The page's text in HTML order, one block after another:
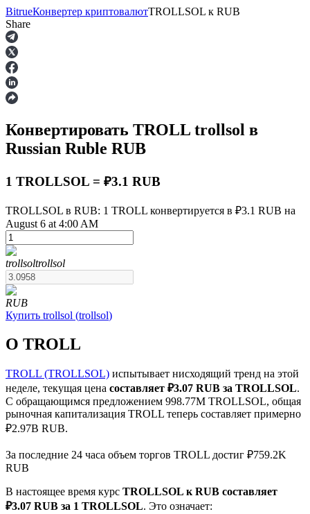
Фьючерсы
USDT-фьючерсы
Фьючерсы с использованием USDT в качестве
обеспечения
Фьючерсы на COIN-M
Криптовалютные фьючерсы
Деривативы на акции, форекс, драгоценные металлы и
сырьевые товары
BitrueКонвертер криптовалютTROLLSOL к RUB
Share
Конвертировать TROLL trollsol в
Russian Ruble RUB
1 TROLLSOL = ₽3.1 RUB
TROLLSOL в RUB: 1 TROLL конвертируется в ₽3.1 RUB на
August 6 at 4:00 AM
trollsoltrollsol
RUB
Купить trollsol (trollsol)
О TROLL
TROLL (TROLLSOL) испытывает нисходящий тренд на этой
неделе, текущая цена составляет ₽3.07 RUB за TROLLSOL.
С обращающимся предложением 998.77M TROLLSOL, общая
рыночная капитализация TROLL теперь составляет примерно
₽2.97B RUB.
За последние 24 часа объем торгов TROLL достиг ₽759.2K
RUB
В настоящее время курс TROLLSOL к RUB составляет
₽3.07 RUB за 1 TROLLSOL. Это означает: